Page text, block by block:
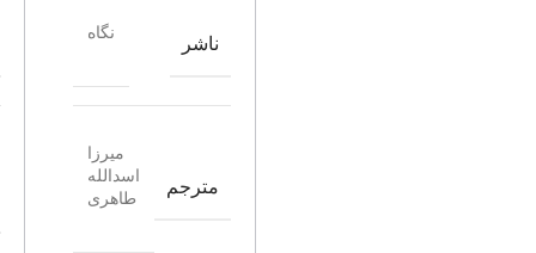
ناشر
نگاه
مترجم
میرزا
اسدالله
طاهری